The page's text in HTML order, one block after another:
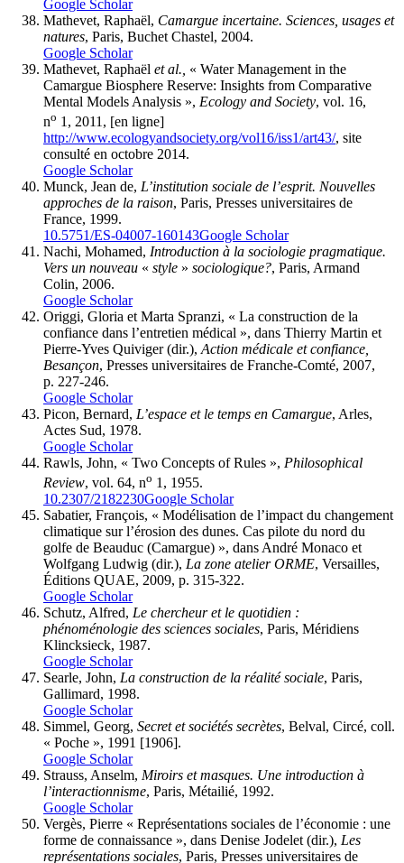
Google Scholar
Mathevet, Raphaël, Camargue incertaine. Sciences, usages et
natures, Paris, Buchet Chastel, 2004.
Google Scholar
Mathevet, Raphaël et al., « Water Management in the
Camargue Biosphere Reserve: Insights from Comparative
Mental Models Analysis », Ecology and Society, vol. 16,
no 1, 2011, [en ligne]
http://www.ecologyandsociety.org/vol16/iss1/art43/, site
consulté en octobre 2014.
Google Scholar
Munck, Jean de, L’institution sociale de l’esprit. Nouvelles
approches de la raison, Paris, Presses universitaires de
France, 1999.
10.5751/ES-04007-160143Google Scholar
Nachi, Mohamed, Introduction à la sociologie pragmatique.
Vers un nouveau « style » sociologique?, Paris, Armand
Colin, 2006.
Google Scholar
Origgi, Gloria et Marta Spranzi, « La construction de la
confiance dans l’entretien médical », dans Thierry Martin et
Pierre-Yves Quiviger (dir.), Action médicale et confiance,
Besançon, Presses universitaires de Franche-Comté, 2007,
p. 227-246.
Google Scholar
Picon, Bernard, L’espace et le temps en Camargue, Arles,
Actes Sud, 1978.
Google Scholar
Rawls, John, « Two Concepts of Rules », Philosophical
Review, vol. 64, no 1, 1955.
10.2307/2182230Google Scholar
Sabatier, François, « Modélisation de l’impact du changement
climatique sur l’érosion des dunes. Cas pilote du nord du
golfe de Beauduc (Camargue) », dans André Monaco et
Wolfgang Ludwig (dir.), La zone atelier ORME, Versailles,
Éditions QUAE, 2009, p. 315-322.
Google Scholar
Schutz, Alfred, Le chercheuret le quotidien :
phénoménologie des sciences sociales, Paris, Méridiens
Klincksieck, 1987.
Google Scholar
Searle, John, La construction de la réalité sociale, Paris,
Gallimard, 1998.
Google Scholar
Simmel, Georg, Secret et sociétés secrètes, Belval, Circé, coll.
« Poche », 1991 [1906].
Google Scholar
Strauss, Anselm, Miroirs et masques. Une introduction à
l’interactionnisme, Paris, Métailié, 1992.
Google Scholar
Vergès, Pierre « Représentations sociales de l’économie : une
forme de connaissance », dans Denise Jodelet (dir.), Les
représentations sociales, Paris, Presses universitaires de